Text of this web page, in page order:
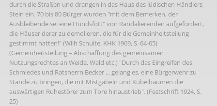
durch die Straßen und drangen in das Haus des jüdischen Händlers
Stein ein. 70 bis 80 Bürger wurden "mit dem Bemerken, der
Ausbleibende sei eine Hundsfott" von Randalierenden aufgefordert,
die Häuser derer zu demolieren, die für die Gemeinheitsteilung
gestimmt hatten!" (Wilh Schulte, KHK 1969, S. 64-65)
(Gemeinheitsteilung = Abschaffung des gemeinsamen
Nutzungsrechtes an Weide, Wald etc.) "Durch das Eingreifen des
Schmiedes und Ratsherrn Becker ... gelang es, eine Bürgerwehr zu
Stande zu bringen, die mit Mistgabeln und Kübelbäumen die
auswärtigen Ruhestörer zum Tore hinaustrieb". (Festschrift 1924, S.
25)